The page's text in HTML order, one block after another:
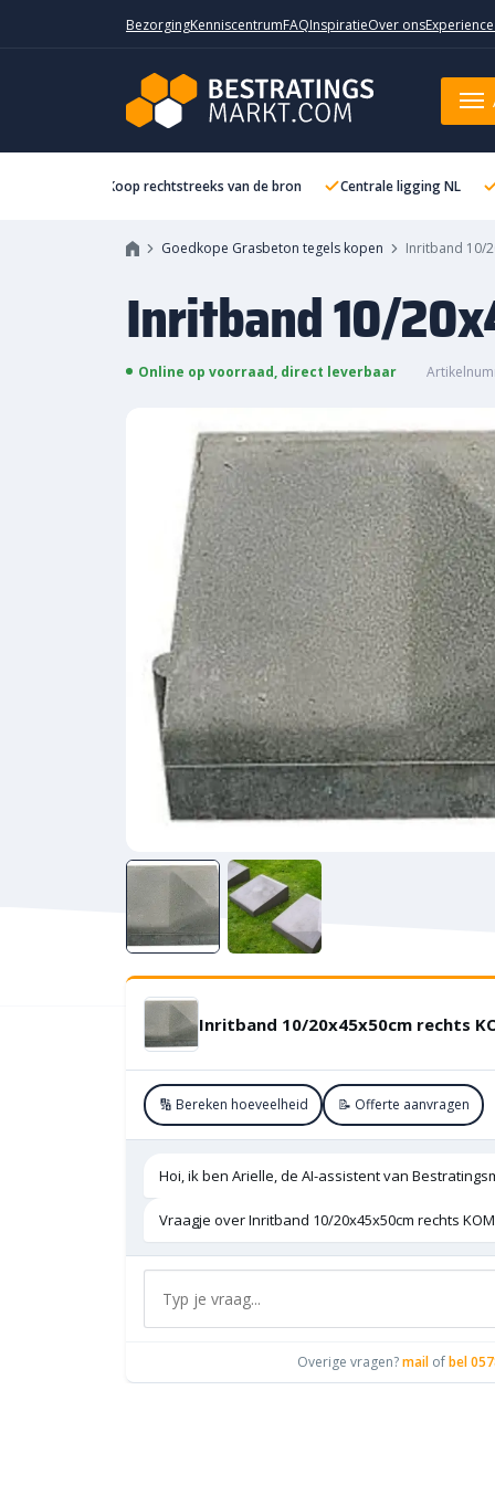
BezorgingKenniscentrumFAQInspiratieOver ons
Koop rechtstreeks van de bron Centrale ligging NL
Goedkope Grasbeton tegels kopen Inritband 10/
Inritband 10/
Online op voorraad, direct leverbaar
🔢 Bereken hoeveelheid 📝 Offerte aanvragen
Hoi, ik ben Arielle, de AI-assistent van
Vraagje over Inritband 10/20x45x50cm rechts
Overige vragen?mail ofbel
Inritband 10/20x45x50cm